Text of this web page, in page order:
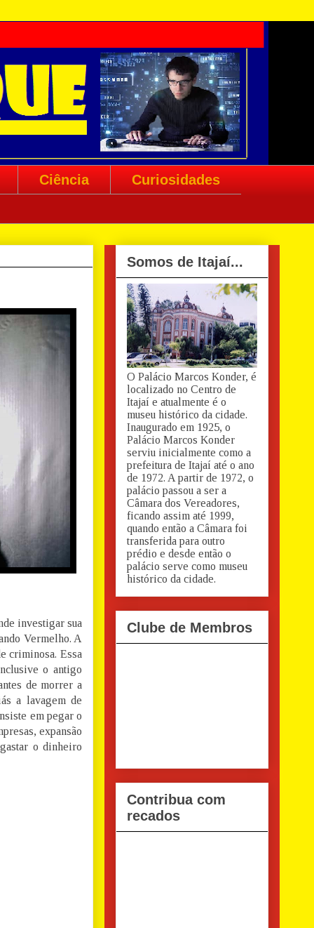
Ciência Curiosidades
investigar sua
Vermelho. A
criminosa. Essa
o antigo
de morrer a
a lavagem de
em pegar o
expansão
o dinheiro
Somos de Itajaí...
O Palácio Marcos Konder, é
localizado no Centro de
Itajaí e atualmente é o
museu histórico da cidade.
Inaugurado em 1925, o
Palácio Marcos Konder
serviu inicialmente como a
prefeitura de Itajaí até o ano
de 1972. A partir de 1972, o
palácio passou a ser a
Câmara dos Vereadores,
ficando assim até 1999,
quando então a Câmara foi
transferida para outro
prédio e desde então o
palácio serve como museu
histórico da cidade.
Clube de Membros
Contribua com
recados